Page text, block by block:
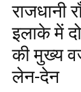
राजधानी
इलाके में
की मुख्य
लेन-देन